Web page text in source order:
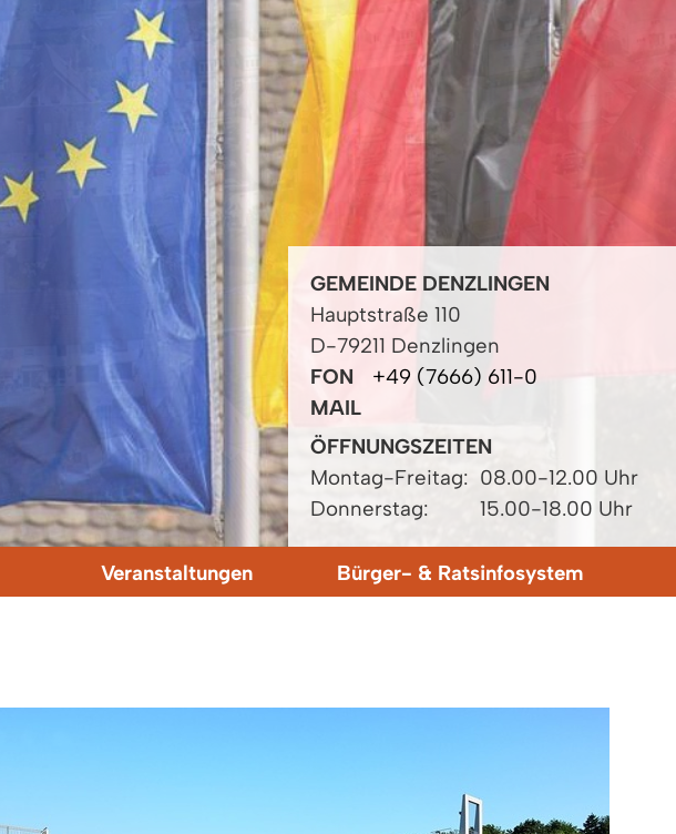
GEMEINDE DENZLINGEN
Hauptstraße 110
D-79211 Denzlingen
FON
+49 (7666) 611-0
MAIL
ÖFFNUNGSZEITEN
Montag-Freitag: 08.00-12.00 Uhr
Donnerstag:
15.00-18.00 Uhr
Veranstaltungen Bürger- & Ratsinfosystem